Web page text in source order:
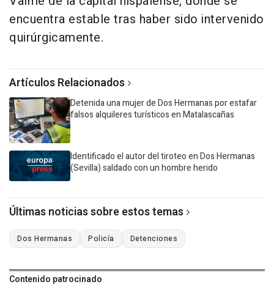
encuentra estable tras haber sido intervenido
quirúrgicamente.
Artículos Relacionados
Detenida una mujer de Dos Hermanas por estafar
falsos alquileres turísticos en Matalascañas
Identificado el autor del tiroteo en Dos Hermanas
(Sevilla) saldado con un hombre herido
Últimas noticias sobre estos temas
Dos Hermanas Policía Detenciones
Contenido patrocinado